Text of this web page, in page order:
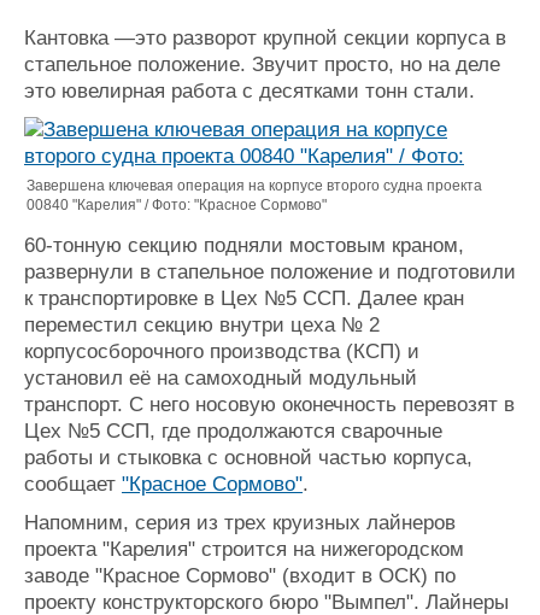
Репутация
Работа
Крюинг
Журнал
Реклама
Изделия
Материалы
Услуги
Выставки и семинары
Личности
Словарь
Галерея флота
Форум
Отзывы
Все службы
Кантовка —это разворот крупной секции корпуса в
стапельное положение. Звучит просто, но на деле
это ювелирная работа с десятками тонн стали.
Завершена ключевая операция на корпусе второго судна проекта
00840 "Карелия" / Фото: "Красное Сормово"
60‑тонную секцию подняли мостовым краном,
развернули в стапельное положение и подготовили
к транспортировке в Цех №5 ССП. Далее кран
переместил секцию внутри цеха № 2
корпусосборочного производства (КСП) и
установил её на самоходный модульный
транспорт. С него носовую оконечность перевозят в
Цех №5 ССП, где продолжаются сварочные
работы и стыковка с основной частью корпуса,
сообщает "Красное Сормово".
Напомним, серия из трех круизных лайнеров
проекта "Карелия" строится на нижегородском
заводе "Красное Сормово" (входит в ОСК) по
проекту конструкторского бюро "Вымпел". Лайнеры